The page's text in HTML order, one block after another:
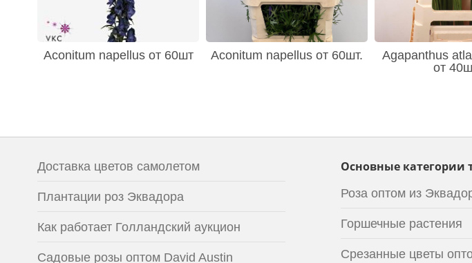
Aconitum napellus от 60шт Aconitum napellus от 60шт.
Agapanthus
от
Доставка цветов самолетом
Плантации роз Эквадора
Как работает Голландский аукцион
Садовые розы оптом David Austin
Основные категории
Роза оптом из
Горшечные растения
Срезанные цветы